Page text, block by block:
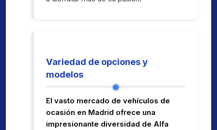
Variedad de opciones y
modelos
El vasto mercado de vehículos de
ocasión en Madrid ofrece una
impresionante diversidad de Alfa